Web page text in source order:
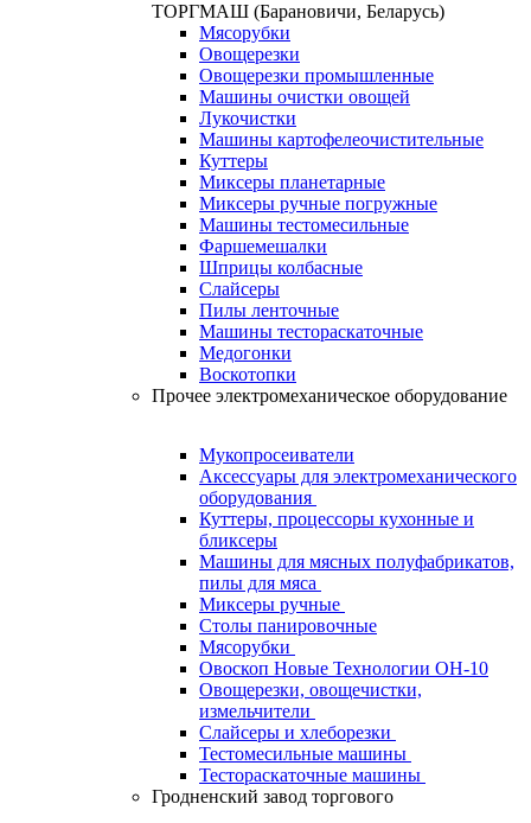
ТОРГМАШ (Барановичи, Беларусь)
Мясорубки
Овощерезки
Овощерезки промышленные
Машины очистки овощей
Лукочистки
Машины картофелеочистительные
Куттеры
Миксеры планетарные
Миксеры ручные погружные
Машины тестомесильные
Фаршемешалки
Шприцы колбасные
Слайсеры
Пилы ленточные
Машины тестораскаточные
Медогонки
Воскотопки
Прочее электромеханическое оборудование
Мукопросеиватели
Аксессуары для электромеханического
оборудования
Куттеры, процессоры кухонные и
бликсеры
Машины для мясных полуфабрикатов,
пилы для мяса
Миксеры ручные
Столы панировочные
Мясорубки
Овоскоп Новые Технологии ОН-10
Овощерезки, овощечистки,
измельчители
Слайсеры и хлеборезки
Тестомесильные машины
Тестораскаточные машины
Гродненский завод торгового